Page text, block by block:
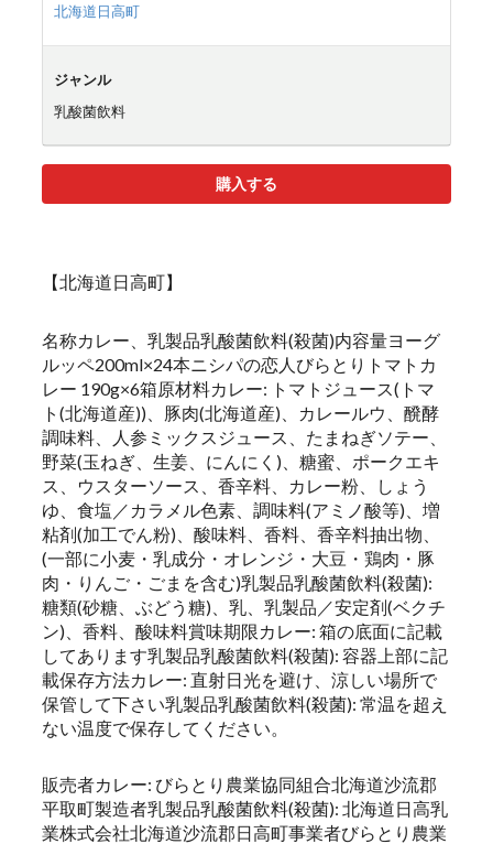
北海道日高町
ジャンル
乳酸菌飲料
購入する
【北海道日高町】
名称カレー、乳製品乳酸菌飲料(殺菌)内容量ヨーグ
ルッペ200ml×24本ニシパの恋人びらとりトマトカ
レー 190g×6箱原材料カレー: トマトジュース(トマ
ト(北海道産))、豚肉(北海道産)、カレールウ、醗酵
調味料、人参ミックスジュース、たまねぎソテー、
野菜(玉ねぎ、生姜、にんにく)、糖蜜、ポークエキ
ス、ウスターソース、香辛料、カレー粉、しょう
ゆ、食塩／カラメル色素、調味料(アミノ酸等)、増
粘剤(加工でん粉)、酸味料、香料、香辛料抽出物、
(一部に小麦・乳成分・オレンジ・大豆・鶏肉・豚
肉・りんご・ごまを含む)乳製品乳酸菌飲料(殺菌):
糖類(砂糖、ぶどう糖)、乳、乳製品／安定剤(ベクチ
ン)、香料、酸味料賞味期限カレー: 箱の底面に記載
してあります乳製品乳酸菌飲料(殺菌): 容器上部に記
載保存方法カレー: 直射日光を避け、涼しい場所で
保管して下さい乳製品乳酸菌飲料(殺菌): 常温を超え
ない温度で保存してください。
販売者カレー: びらとり農業協同組合北海道沙流郡
平取町製造者乳製品乳酸菌飲料(殺菌): 北海道日高乳
業株式会社北海道沙流郡日高町事業者びらとり農業